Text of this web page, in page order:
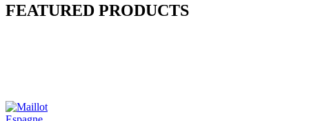
FEATURED PRODUCTS